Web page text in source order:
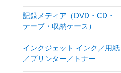
記録メディア（DVD・CD・
テープ・収納ケース）
インクジェット インク／用紙
／プリンター／トナー